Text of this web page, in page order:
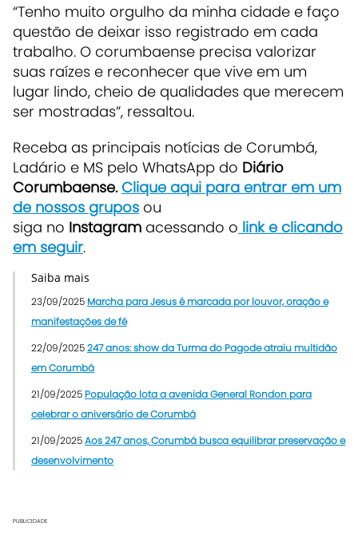
“Tenho muito orgulho da minha cidade e faço
questão de deixar isso registrado em cada
trabalho. O corumbaense precisa valorizar
suas raízes e reconhecer que vive em um
lugar lindo, cheio de qualidades que merecem
ser mostradas”, ressaltou.
Receba as principais notícias de Corumbá,
Ladário e MS pelo WhatsApp do Diário
Corumbaense.Clique aqui para entrar em um
de nossos grupos ou
siga no Instagram acessando o link e clicando
em seguir.
Saiba mais
23/09/2025 Marcha para Jesus é marcada por louvor, oração e
manifestações de fé
22/09/2025247 anos: show da Turma do Pagode atraiu multidão
em Corumbá
21/09/2025 População lota a avenida General Rondon para
celebrar o aniversário de Corumbá
21/09/2025Aos 247 anos, Corumbá busca equilibrar preservação e
desenvolvimento
PUBLICIDADE